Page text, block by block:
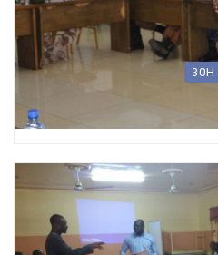
30H